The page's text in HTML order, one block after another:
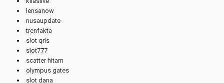
lensanow
nusaupdate
trenfakta
slot qris
slot777
scatter hitam
olympus gates
slot dana